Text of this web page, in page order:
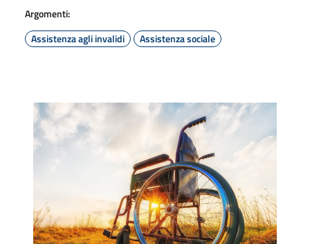
Argomenti:
Assistenza agli invalidi
Assistenza sociale